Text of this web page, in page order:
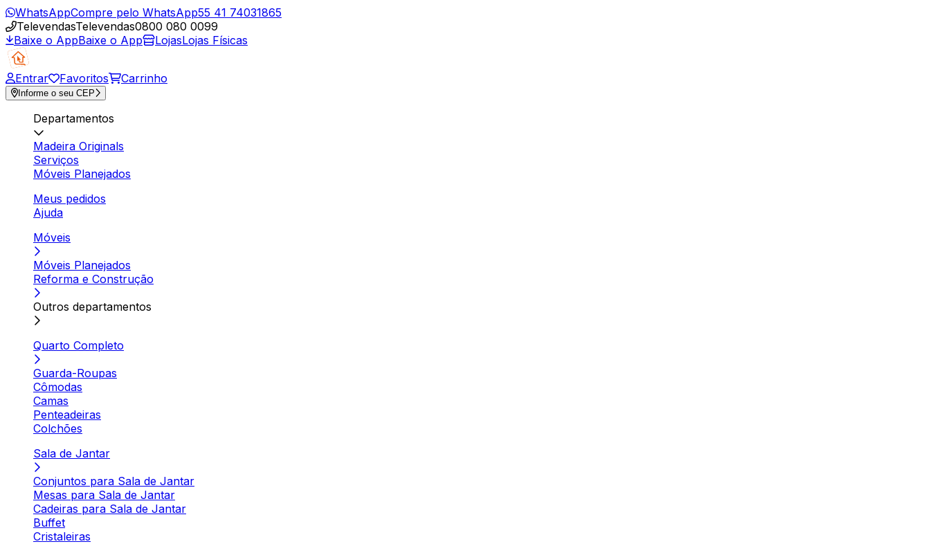
WhatsAppCompre pelo WhatsApp55 41 74031865
TelevendasTelevendas0800 080 0099
Baixe o AppBaixe o App LojasLojas Físicas
Entrar Favoritos Carrinho
Informe o seu CEP
Departamentos
Madeira Originals
Serviços
Móveis Planejados
Meus pedidos
Ajuda
Móveis
Móveis Planejados
Reforma e Construção
Outros departamentos
Quarto Completo
Guarda-Roupas
Cômodas
Camas
Penteadeiras
Colchões
Sala de Jantar
Conjuntos para Sala de Jantar
Mesas para Sala de Jantar
Cadeiras para Sala de Jantar
Buffet
Cristaleiras